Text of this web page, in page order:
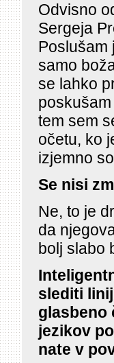
Odvisno
Sergeja
Poslušam
samo
se lahko
tem sem
očetu, ko
izjemno
Se nisi
Ne, to je
da
bolj slabo
slediti
glasbeno
jezikov
nate v